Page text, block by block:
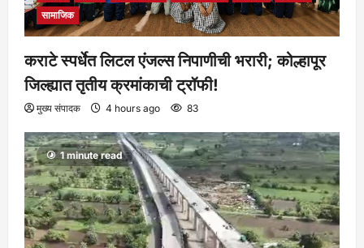
सामाजिक
कराटे स्पर्धेत लिटल एंजल्स निपाणीची भरारी; कोल्हापूर
जिल्ह्यात तृतीय क्रमांकाची ट्रॉफी!
मुख्य संपादक 4 hours ago 83
1 minute read